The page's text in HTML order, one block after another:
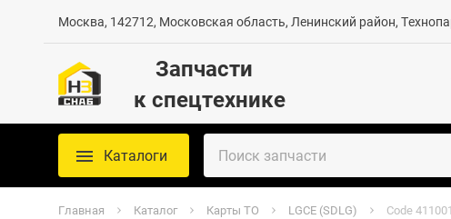
Москва, 142712, Московская область, Ленинский район,
Запчасти
к спецтехнике
Каталоги
Главная Каталог Карты ТО LGCE (SDLG) Code